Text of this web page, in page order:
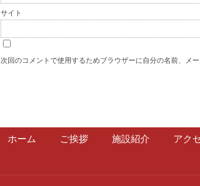
サイト
次回のコメントで使用するためブラウザーに自分の名前、メ
ホーム ご挨拶 施設紹介 アク